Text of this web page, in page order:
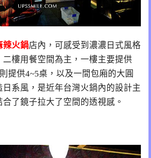
辣火鍋店內，可感受到濃濃日式風格
二樓用餐空間為主，一樓主要提供
提供4~5桌，以及一間包廂的大圓
系風，是近年台灣火鍋內的設計主
了鏡子拉大了空間的透視感。